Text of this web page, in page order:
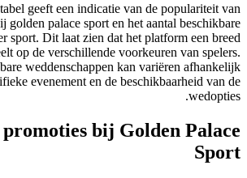
geeft een indicatie van de populariteit van
golden palace sport en het aantal beschikbare
sport. Dit laat zien dat het platform een breed
op de verschillende voorkeuren van spelers.
weddenschappen kan variëren afhankelijk
evenement en de beschikbaarheid van de
wedopties.
promoties bij Golden Palace
Sport